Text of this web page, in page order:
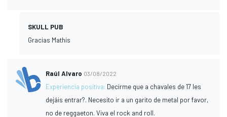
SKULL PUB
Gracias Mathis
Raúl Alvaro 03/08/2022
Experiencia positiva: Decirme que a chavales de 17 les
dejáis entrar?. Necesito ir a un garito de metal por favor,
no de reggaeton. Viva el rock and roll.